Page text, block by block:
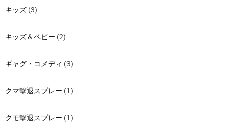
キッズ (3)
キッズ＆ベビー (2)
ギャグ・コメディ (3)
クマ撃退スプレー (1)
クモ撃退スプレー (1)